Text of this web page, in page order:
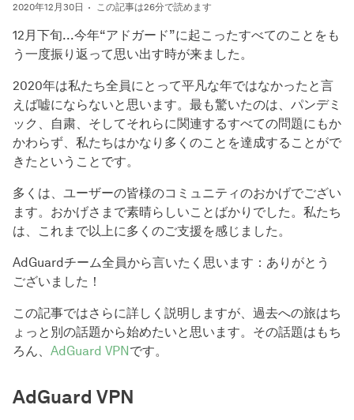
2020年12月30日 この記事は26分で読めます
12月下旬...今年“アドガード”に起こったすべてのことをも
う一度振り返って思い出す時が来ました。
2020年は私たち全員にとって平凡な年ではなかったと言
えば嘘にならないと思います。最も驚いたのは、パンデミ
ック、自粛、そしてそれらに関連するすべての問題にもか
かわらず、私たちはかなり多くのことを達成することがで
きたということです。
多くは、ユーザーの皆様のコミュニティのおかげでござい
ます。おかげさまで素晴らしいことばかりでした。私たち
は、これまで以上に多くのご支援を感じました。
AdGuardチーム全員から言いたく思います：ありがとう
ございました！
この記事ではさらに詳しく説明しますが、過去への旅はち
ょっと別の話題から始めたいと思います。その話題はもち
ろん、 AdGuard VPNです。
AdGuard VPN